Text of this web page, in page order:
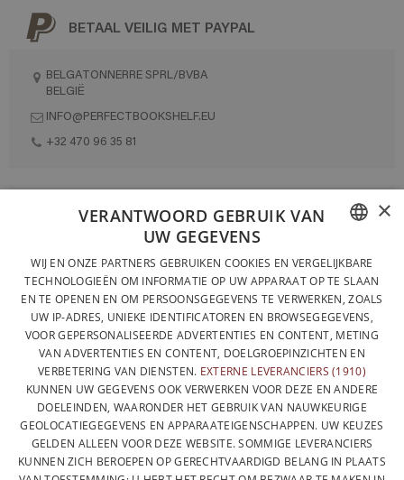
BETAAL VEILIG MET PAYPAL
BELGATONNERRE SPRL/BVBA
BELGIË
INFO@PERFECTBOOKSHELF.EU
+32 470 96 35 81
VOLLEDIG ONTWORPEN EN GEPRODUCEERD IN BELGIË
PRIVACYBELEID
ALGEMENE VERKOOPVOORWAARDEN
SITEMAP
FRENCH
DUTCH
ENGLISH
×
VERANTWOORD GEBRUIK VAN
UW GEGEVENS
WIJ EN ONZE PARTNERS GEBRUIKEN COOKIES EN VERGELIJKBARE
TECHNOLOGIEËN OM INFORMATIE OP UW APPARAAT OP TE SLAAN
EN TE OPENEN EN OM PERSOONSGEGEVENS TE VERWERKEN, ZOALS
UW IP-ADRES, UNIEKE IDENTIFICATOREN EN BROWSEGEGEVENS,
VOOR GEPERSONALISEERDE ADVERTENTIES EN CONTENT, METING
VAN ADVERTENTIES EN CONTENT, DOELGROEPINZICHTEN EN
VERBETERING VAN DIENSTEN. EXTERNE LEVERANCIERS (1910)
KUNNEN UW GEGEVENS OOK VERWERKEN VOOR DEZE EN ANDERE
DOELEINDEN, WAARONDER HET GEBRUIK VAN NAUWKEURIGE
GEOLOCATIEGEGEVENS EN APPARAATEIGENSCHAPPEN. UW KEUZES
GELDEN ALLEEN VOOR DEZE WEBSITE. SOMMIGE LEVERANCIERS
KUNNEN ZICH BEROEPEN OP GERECHTVAARDIGD BELANG IN PLAATS